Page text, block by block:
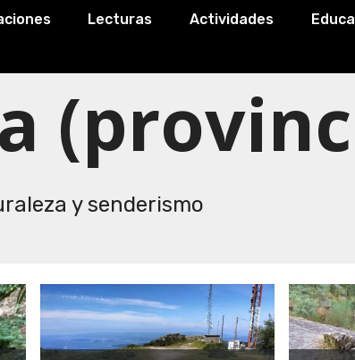
Lecturas Actividades
y senderismo